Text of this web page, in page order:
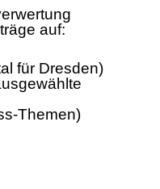
auf:
für Dresden)
Themen)